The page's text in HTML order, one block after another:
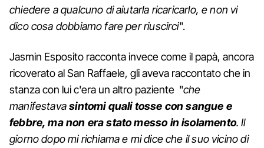
chiedere a qualcuno di aiutarla ricaricarlo, e non vi
dico cosa dobbiamo fare per riuscirci".
Jasmin Esposito racconta invece come il papà, ancora
ricoverato al San Raffaele, gli aveva raccontato che in
stanza con lui c'era un altro paziente "che
manifestavasintomi quali tosse con sangue e
febbre, ma non era stato messo in isolamento. Il
giorno dopo mi richiama e mi dice che il suo vicino di